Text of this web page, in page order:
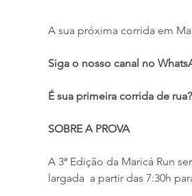
A sua próxima corrida em
Siga o nosso canal no
É sua primeira corrida de rua?
SOBRE A PROVA
A 3ª Edição da Maricá Run
largada  a partir das 7:30h